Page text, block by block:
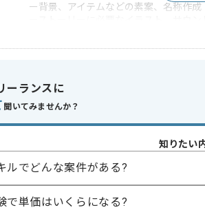
ー背景、アイテムなどの素案、名称作成
・ゲームにおけるシナリオライター経験
・オフィスツール（
歓迎スキル
・提携先企業とのディレクション経験
ーランスに
聞いてみませんか？
知りたい
ルでどんな案件がある?
で単価はいくらになる?